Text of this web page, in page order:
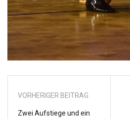
VORHERIGER BEITRAG
Zwei Aufstiege und ein